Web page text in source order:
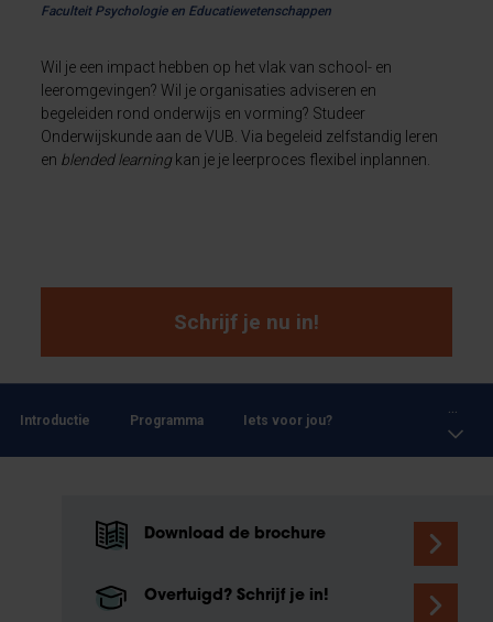
Faculteit Psychologie en Educatiewetenschappen
Wil je een impact hebben op het vlak van school- en
leeromgevingen? Wil je organisaties adviseren en
begeleiden rond onderwijs en vorming? Studeer
Onderwijskunde aan de VUB. Via begeleid zelfstandig leren
en blended learning kan je je leerproces flexibel inplannen.
Schrijf je nu in!
Introductie Programma Iets voor jou?
Download de brochure
Overtuigd? Schrijf je in!